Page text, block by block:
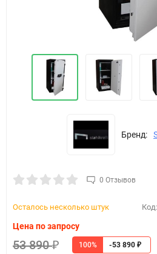
Бренд:
0 Отзывов
Осталось несколько штук Код:
Цена по запросу
53 890₽ 100% -53 890 ₽